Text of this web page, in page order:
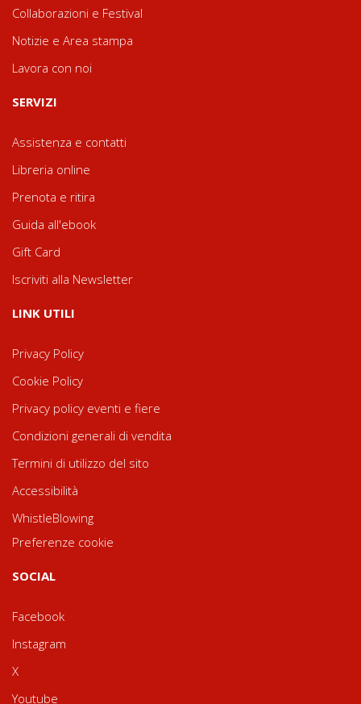
Collaborazioni e Festival
Notizie e Area stampa
Lavora con noi
SERVIZI
Assistenza e contatti
Libreria online
Prenota e ritira
Guida all'ebook
Gift Card
Iscriviti alla Newsletter
LINK UTILI
Privacy Policy
Cookie Policy
Privacy policy eventi e fiere
Condizioni generali di vendita
Termini di utilizzo del sito
Accessibilità
WhistleBlowing
Preferenze cookie
SOCIAL
Facebook
Instagram
X
Youtube